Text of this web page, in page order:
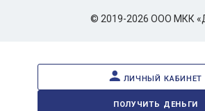
© 2019-2026 ООО МКК
личный кабинет
получить деньги